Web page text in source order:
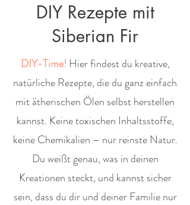
DIY Rezepte mit
Siberian Fir
DIY-Time! Hier findest du kreative,
natürliche Rezepte, die du ganz einfach
mit ätherischen Ölen selbst herstellen
kannst. Keine toxischen Inhaltsstoffe,
keine Chemikalien – nur reinste Natur.
Du weißt genau, was in deinen
Kreationen steckt, und kannst sicher
sein, dass du dir und deiner Familie nur